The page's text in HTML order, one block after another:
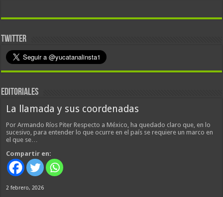
TWITTER
EDITORIALES
La llamada y sus coordenadas
Por Armando Ríos Piter Respecto a México, ha quedado claro que, en lo
sucesivo, para entender lo que ocurre en el país se requiere un marco en
el que se…
Compartir en:
2 febrero, 2026